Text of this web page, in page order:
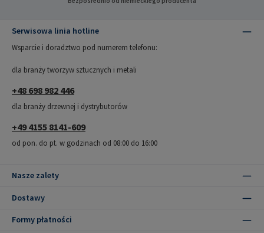
Serwisowa linia hotline
Wsparcie i doradztwo pod numerem telefonu:
dla branży tworzyw sztucznych i metali
+48 698 982 446
dla branży drzewnej i dystrybutorów
+49 4155 8141-609
od pon. do pt. w godzinach od 08:00 do 16:00
Nasze zalety
Dostawy
Formy płatności